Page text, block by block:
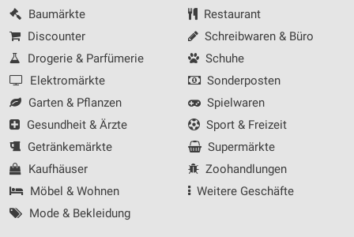
Baumärkte
Discounter
Drogerie & Parfümerie
Elektromärkte
Garten & Pflanzen
Gesundheit & Ärzte
Getränkemärkte
Kaufhäuser
Möbel & Wohnen
Mode & Bekleidung
Restaurant
Schreibwaren & Büro
Schuhe
Sonderposten
Spielwaren
Sport & Freizeit
Supermärkte
Zoohandlungen
Weitere Geschäfte